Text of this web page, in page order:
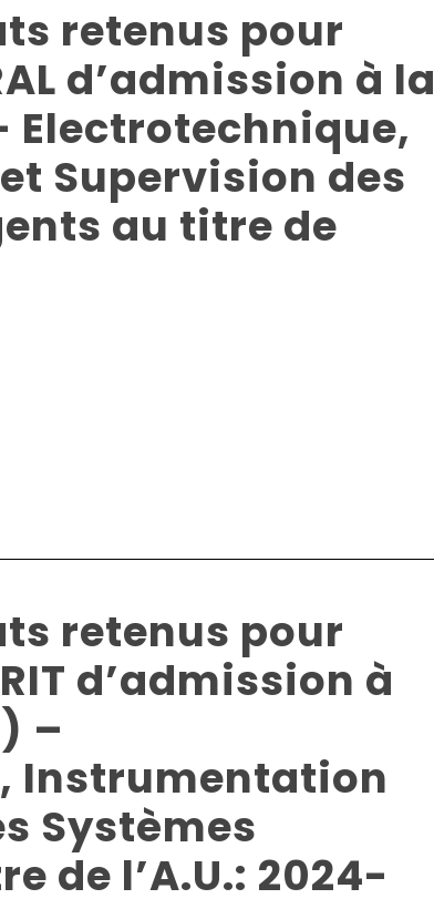
retenus pour
d’admission à la
Electrotechnique,
Supervision des
au titre de
retenus pour
d’admission à
–
Instrumentation
Systèmes
de l’A.U.: 2024-